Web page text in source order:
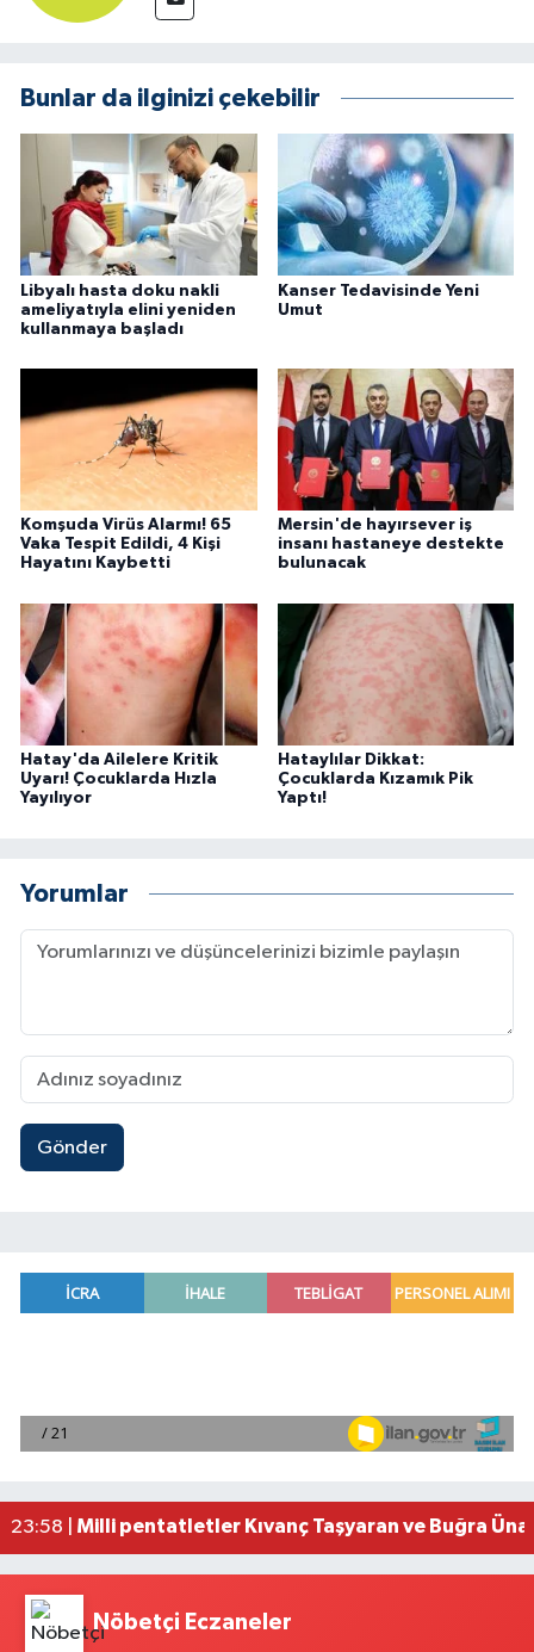
Bunlar da ilginizi çekebilir
Libyalı hasta doku nakli
ameliyatıyla elini yeniden
kullanmaya başladı
Kanser Tedavisinde Yeni
Umut
Komşuda Virüs Alarmı! 65
Vaka Tespit Edildi, 4 Kişi
Hayatını Kaybetti
Mersin'de hayırsever iş
insanı hastaneye destekte
bulunacak
Hatay'da Ailelere Kritik
Uyarı! Çocuklarda Hızla
Yayılıyor
Hataylılar Dikkat:
Çocuklarda Kızamık Pik
Yaptı!
Yorumlar
Gönder
00:05 |
Adana'da silahlı saldırıda 3 kişi yaralandı
01:06 |
Adana'da helikopter destekli 'huzur ve güven'
Nöbetçi Eczaneler